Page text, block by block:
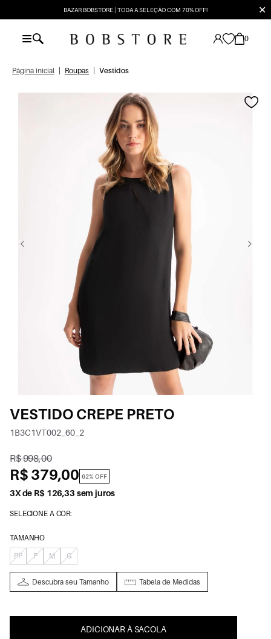
BAZAR BOBSTORE | TODA A SELEÇÃO COM 70% OFF! ✕
0
Página inicial Roupas Vestidos
VESTIDO CREPE PRETO
1B3C1VT002_60_2
R$ 998,00
R$ 379,00 62% OFF
3X de R$ 126,33 sem juros
SELECIONE A COR:
TAMANHO
PP
P M G
Descubra seu Tamanho Tabela de Medidas
ADICIONAR À SACOLA